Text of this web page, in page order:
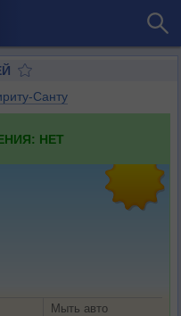
Санту
НЕТ
Мыть авто